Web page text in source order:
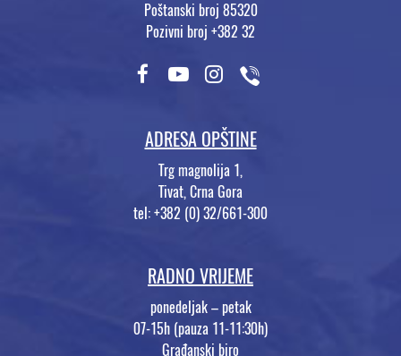
Poštanski broj 85320
Pozivni broj +382 32
ADRESA OPŠTINE
Trg magnolija 1,
Tivat, Crna Gora
tel: +382 (0) 32/661-300
RADNO VRIJEME
ponedeljak – petak
07-15h (pauza 11-11:30h)
Građanski biro